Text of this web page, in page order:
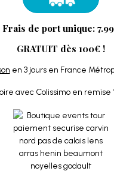
Frais de port unique:
GRATUIT dès 100€ !
en 3 jours en France
avec Colissimo en